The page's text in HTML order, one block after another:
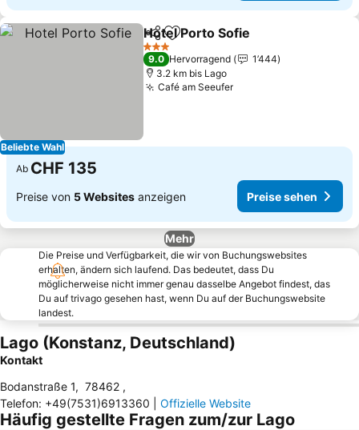
Beliebte Wahl
TeilenZu Favoriten hinzufügen
Hotel Porto Sofie
3 Sterne
9.0 Hervorragend
1’444
3.2 km bis Lago
Café am Seeufer
Ab CHF 135
Preise von 5 Websites anzeigen Preise sehen
Mehr
Die Preise und Verfügbarkeit, die wir von Buchungswebsites
erhalten, ändern sich laufend. Das bedeutet, dass Du
möglicherweise nicht immer genau dasselbe Angebot findest, das
Du auf trivago gesehen hast, wenn Du auf der Buchungswebsite
landest.
Lago (Konstanz, Deutschland)
Kontakt
Bodanstraße 1, 78462 ,
Telefon: +49(7531)6913360 Offizielle Website
Häufig gestellte Fragen zum/zur Lago